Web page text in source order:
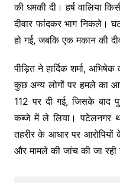
की धमकी दी। हर्ष वालिया
दीवार फांदकर भाग निकले।
हो गई, जबकि एक मकान की
पीड़ित ने हार्दिक शर्मा,
कुछ अन्य लोगों पर हमले का
112 पर दी गई, जिसके बाद
कब्जे में ले लिया। पटेलनगर
तहरीर के आधार पर आरोपियों
और मामले की जांच की जा रही